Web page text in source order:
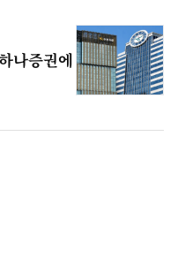
나증권에